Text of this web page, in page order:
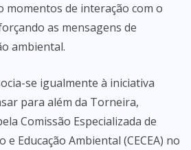
momentos de interação com o
as mensagens de
ambiental.
se igualmente à iniciativa
para além da Torneira,
Comissão Especializada de
e Educação Ambiental (CECEA) no